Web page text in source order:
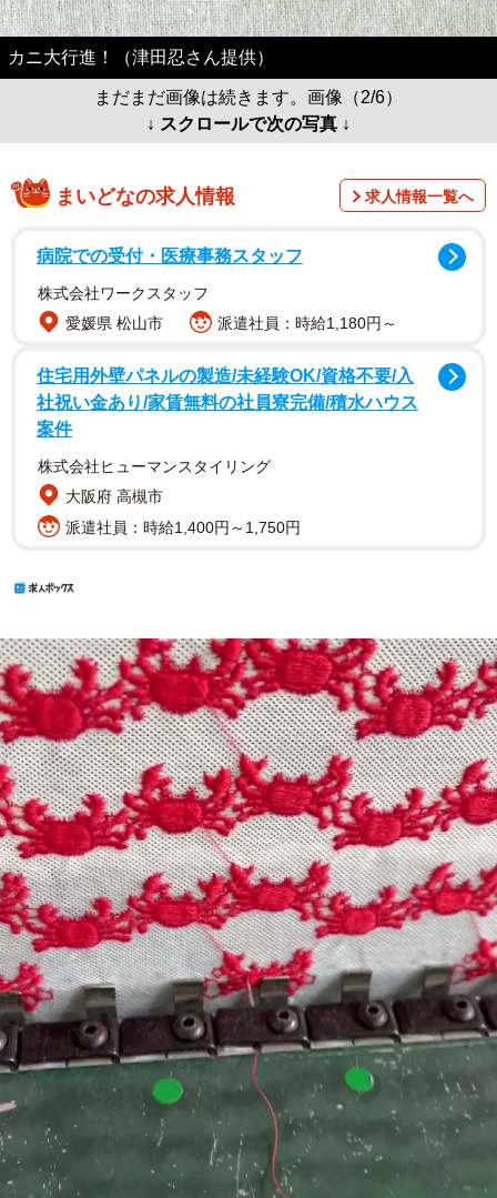
カニ大行進！（津田忍さん提供）
まだまだ画像は続きます。画像（2/6）
↓ スクロールで次の写真 ↓
まいどなの求人情報 求人情報一覧へ
病院での受付・医療事務スタッフ
株式会社ワークスタッフ
愛媛県 松山市
派遣社員：時給1,180円～
住宅用外壁パネルの製造/未経験OK/資格不要/入
社祝い金あり/家賃無料の社員寮完備/積水ハウス
案件
株式会社ヒューマンスタイリング
大阪府 高槻市
派遣社員：時給1,400円～1,750円